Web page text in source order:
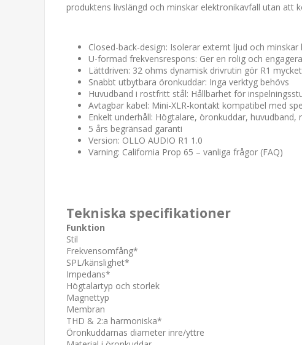
produktens livslängd och minskar elektronikavfall utan att
Closed-back-design: Isolerar externt ljud och
U-formad frekvensrespons: Ger en rolig och
Lättdriven: 32 ohms dynamisk drivrutin gör R1
Snabbt utbytbara öronkuddar: Inga verktyg behövs
Huvudband i rostfritt stål: Hållbarhet för
Avtagbar kabel: Mini-XLR-kontakt kompatibel med
Enkelt underhåll: Högtalare, öronkuddar,
5 års begränsad garanti
Version: OLLO AUDIO R1 1.0
Varning: California Prop 65 – vanliga frågor (FAQ)
Tekniska specifikationer
Funktion
Stil
Frekvensomfång*
SPL/känslighet*
Impedans*
Högtalartyp och storlek
Magnettyp
Membran
THD & 2:a harmoniska*
Öronkuddarnas diameter inre/yttre